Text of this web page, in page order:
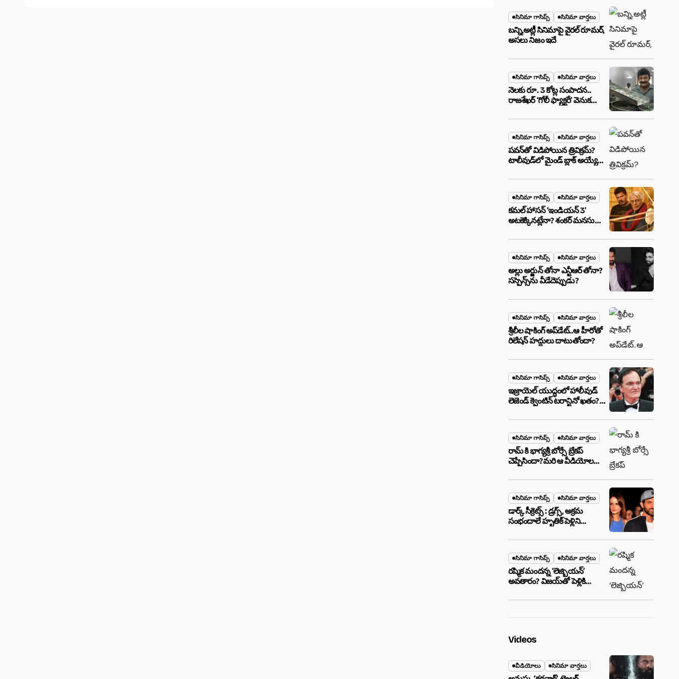
సినిమా గాసిప్స్ సినిమా వార్తలు
బన్ని,అట్లీ సినిమాపై వైరల్ రూమర్,
అసలు నిజం ఇదే
సినిమా గాసిప్స్ సినిమా వార్తలు
నెలకు రూ. 3 కోట్ల సంపాదన..
రాజశేఖర్ ‘గోలీ ఫ్యాక్టరీ’ వెనుక
సినిమా గాసిప్స్ సినిమా వార్తలు
పవన్‌తో విడిపోయిన త్రివిక్రమ్?
టాలీవుడ్‌లో మైండ్ బ్లాక్ అయ్యే
సినిమా గాసిప్స్ సినిమా వార్తలు
కమల్ హాసన్ ‘ఇండియన్ 3’
అటకెక్కినట్లేనా? శంకర్ మనసులో
జరుగుతోంది!
సినిమా గాసిప్స్ సినిమా వార్తలు
అల్లు అర్జున్ తోనా ఎన్టీఆర్ తోనా?
సస్పెన్స్‌ను వీడేదెప్పుడు?
సినిమా గాసిప్స్ సినిమా వార్తలు
శ్రీలీల షాకింగ్ అప్‌డేట్..ఆ హీరోతో
రిలేషన్ హద్దులు దాటుతోందా?
సినిమా గాసిప్స్ సినిమా వార్తలు
ఇజ్రాయెల్ యుద్ధంలో హాలీవుడ్
లెజెండ్ క్వెంటిన్ టరాన్టినో ఖతం?
బూడిదయ్యారా? అసలు నిజం
ఇదీ!
సినిమా గాసిప్స్ సినిమా వార్తలు
రామ్ కి భాగ్యశ్రీ బోర్సే బ్రేకప్
చెప్పేసిందా?మరి ఆ వీడియోల
సినిమా గాసిప్స్ సినిమా వార్తలు
డార్క్ సీక్రెట్స్ : డ్రగ్స్, అక్రమ
సంభందాలే హృతిక్ పెళ్లిని
సినిమా గాసిప్స్ సినిమా వార్తలు
రష్మిక మందన్న ‘లెజ్బియన్’
అవతారం? విజయ్‌తో పెళ్లికి
,నిజమేనా?
Videos
వీడియోలు సినిమా వార్తలు